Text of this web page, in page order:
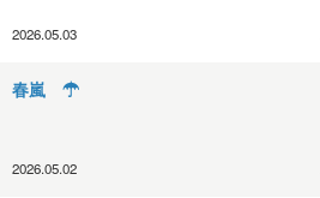
2026.05.03
春嵐 ☂
2026.05.02